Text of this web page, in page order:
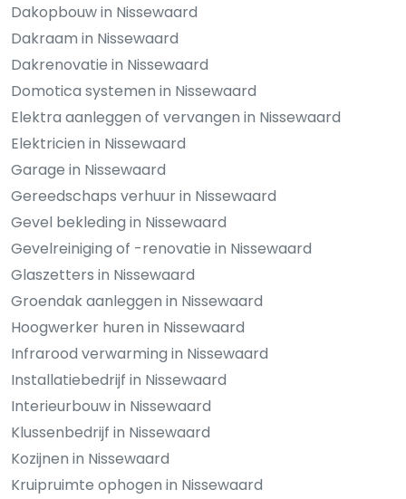
Dakopbouw in Nissewaard
Dakraam in Nissewaard
Dakrenovatie in Nissewaard
Domotica systemen in Nissewaard
Elektra aanleggen of vervangen in Nissewaard
Elektricien in Nissewaard
Garage in Nissewaard
Gereedschaps verhuur in Nissewaard
Gevel bekleding in Nissewaard
Gevelreiniging of -renovatie in Nissewaard
Glaszetters in Nissewaard
Groendak aanleggen in Nissewaard
Hoogwerker huren in Nissewaard
Infrarood verwarming in Nissewaard
Installatiebedrijf in Nissewaard
Interieurbouw in Nissewaard
Klussenbedrijf in Nissewaard
Kozijnen in Nissewaard
Kruipruimte ophogen in Nissewaard